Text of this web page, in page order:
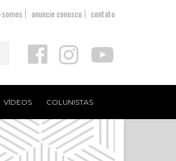
anuncie conosco contato
VÍDEOS COLUNISTAS